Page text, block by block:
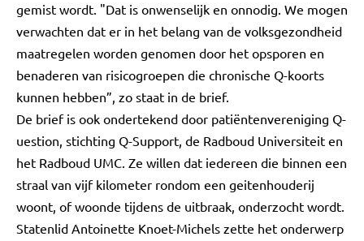
gemist wordt. "Dat is onwenselijk en onnodig. We mogen
verwachten dat er in het belang van de volksgezondheid
maatregelen worden genomen door het opsporen en
benaderen van risicogroepen die chronische Q-koorts
kunnen hebben”, zo staat in de brief.
De brief is ook ondertekend door patiëntenvereniging Q-
uestion, stichting Q-Support, de Radboud Universiteit en
het Radboud UMC. Ze willen dat iedereen die binnen een
straal van vijf kilometer rondom een geitenhouderij
woont, of woonde tijdens de uitbraak, onderzocht wordt.
Statenlid Antoinette Knoet-Michels zette het onderwerp